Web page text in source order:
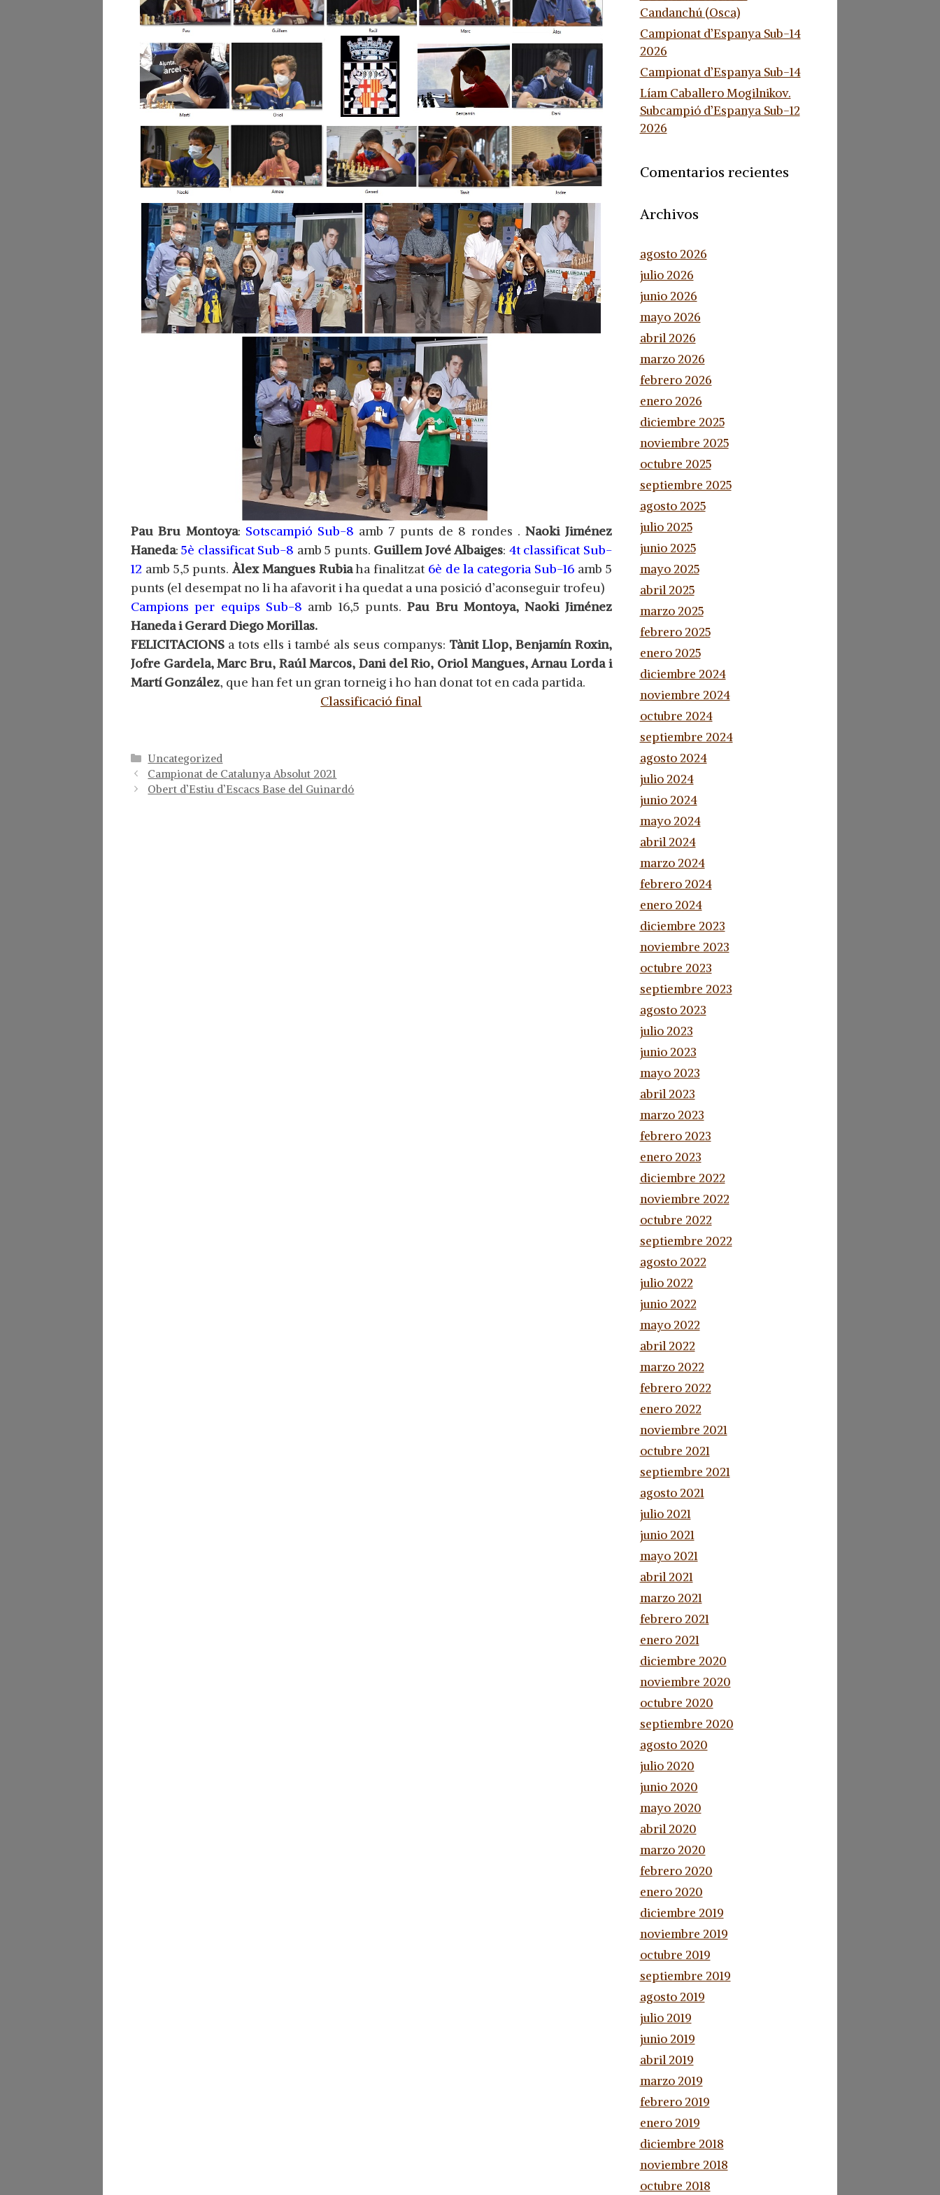
Pau Bru Montoya: Sotscampió Sub-8 amb 7 punts de 8 rondes .Naoki Jiménez
Haneda: 5è classificat Sub-8 amb 5 punts. Guillem Jové Albaiges: 4t classificat Sub-
12 amb 5,5 punts.Àlex Mangues Rubiaha finalitzat 6è de la categoria Sub-16 amb 5
punts (el desempat no li ha afavorit i ha quedat a una posició d’aconseguir trofeu)
Campions per equips Sub-8 amb 16,5 punts.Pau Bru Montoya, Naoki Jiménez
Haneda i Gerard Diego Morillas.
FELICITACIONS a tots ells i també als seus companys: Tànit Llop, Benjamín Roxin,
Jofre Gardela, Marc Bru, Raúl Marcos, Dani del Rio, Oriol Mangues, Arnau Lorda i
Martí González, que han fet un gran torneig i ho han donat tot en cada partida.
Classificació final
Categorías
Uncategorized
Campionat de Catalunya Absolut 2021
Obert d’Estiu d’Escacs Base del Guinardó
Candanchú (Osca)
Campionat d’Espanya Sub-14
2026
Campionat d’Espanya Sub-14
Líam Caballero Mogilnikov.
Subcampió d’Espanya Sub-12
2026
Comentarios recientes
Archivos
agosto 2026
julio 2026
junio 2026
mayo 2026
abril 2026
marzo 2026
febrero 2026
enero 2026
diciembre 2025
noviembre 2025
octubre 2025
septiembre 2025
agosto 2025
julio 2025
junio 2025
mayo 2025
abril 2025
marzo 2025
febrero 2025
enero 2025
diciembre 2024
noviembre 2024
octubre 2024
septiembre 2024
agosto 2024
julio 2024
junio 2024
mayo 2024
abril 2024
marzo 2024
febrero 2024
enero 2024
diciembre 2023
noviembre 2023
octubre 2023
septiembre 2023
agosto 2023
julio 2023
junio 2023
mayo 2023
abril 2023
marzo 2023
febrero 2023
enero 2023
diciembre 2022
noviembre 2022
octubre 2022
septiembre 2022
agosto 2022
julio 2022
junio 2022
mayo 2022
abril 2022
marzo 2022
febrero 2022
enero 2022
noviembre 2021
octubre 2021
septiembre 2021
agosto 2021
julio 2021
junio 2021
mayo 2021
abril 2021
marzo 2021
febrero 2021
enero 2021
diciembre 2020
noviembre 2020
octubre 2020
septiembre 2020
agosto 2020
julio 2020
junio 2020
mayo 2020
abril 2020
marzo 2020
febrero 2020
enero 2020
diciembre 2019
noviembre 2019
octubre 2019
septiembre 2019
agosto 2019
julio 2019
junio 2019
abril 2019
marzo 2019
febrero 2019
enero 2019
diciembre 2018
noviembre 2018
octubre 2018